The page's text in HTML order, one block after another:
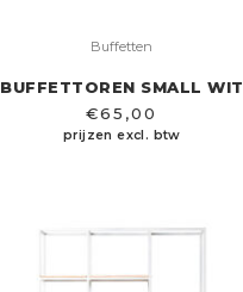
Buffetten
BUFFETTOREN SMALL WIT
€65,00
prijzen excl. btw